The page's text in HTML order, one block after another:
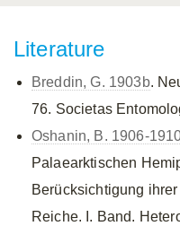
Literature
Breddin, G. 1903b.
76. Societas
Oshanin, B. 1906-
Palaearktischen
Berücksichtigung
Reiche. I. Band.